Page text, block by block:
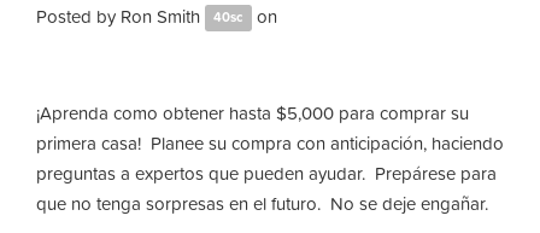
Posted by Ron Smith 40sc on
¡Aprenda como obtener hasta $5,000 para comprar su
primera casa! Planee su compra con anticipación, haciendo
preguntas a expertos que pueden ayudar. Prepárese para
que no tenga sorpresas en el futuro. No se deje engañar.